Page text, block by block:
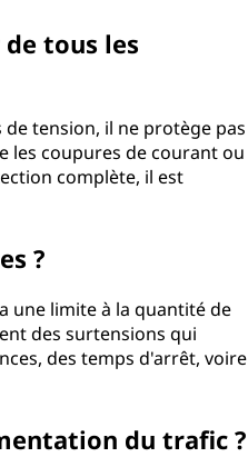
tous les
tension, il ne protège pas
les coupures de courant ou
complète, il est
?
une limite à la quantité de
des surtensions qui
des temps d'arrêt, voire
du trafic ?